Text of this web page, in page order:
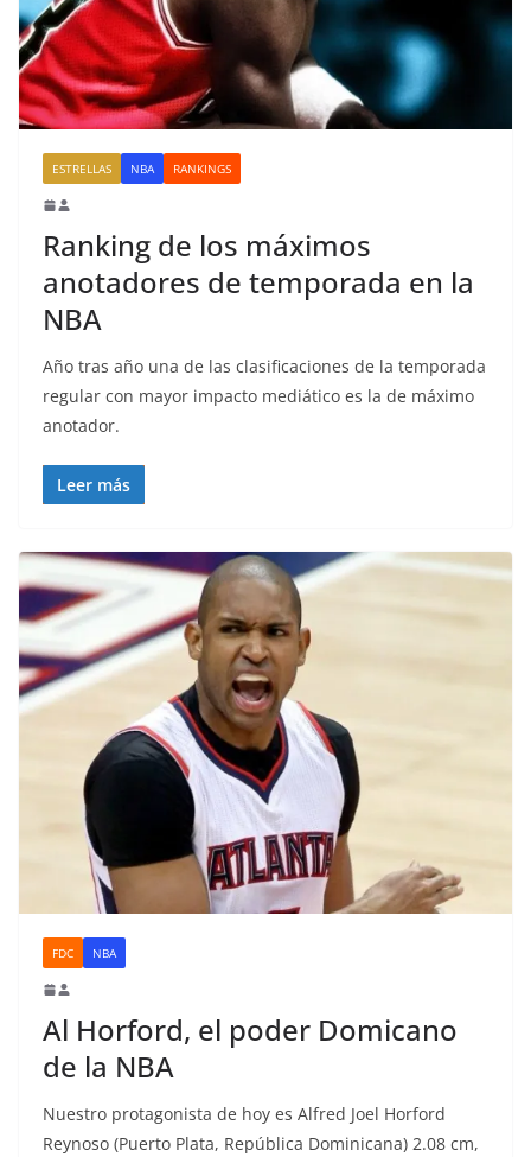
ESTRELLAS NBA RANKINGS
Ranking de los máximos
anotadores de temporada en la
NBA
Año tras año una de las clasificaciones de la temporada
regular con mayor impacto mediático es la de máximo
anotador.
Leer más
FDC NBA
Al Horford, el poder Domicano
de la NBA
Nuestro protagonista de hoy es Alfred Joel Horford
Reynoso (Puerto Plata, República Dominicana) 2.08 cm,